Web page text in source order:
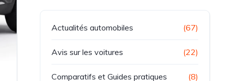
Actualités automobiles (67)
Avis sur les voitures (22)
Comparatifs et Guides pratiques (8)